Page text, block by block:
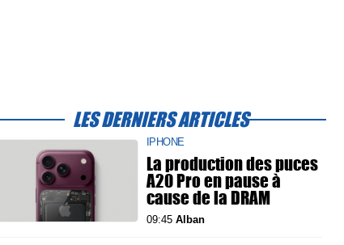
LES DERNIERS ARTICLES
IPHONE
La production des puces
A20 Pro en pause à
cause de la DRAM
09:45 Alban